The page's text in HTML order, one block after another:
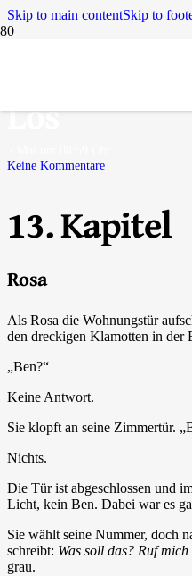
Skip to main contentSkip to
Los
Keine Kommentare
13. Kapitel
Rosa
Als Rosa die Wohnungstür
den dreckigen Klamotten in der
„Ben?“
Keine Antwort.
Sie klopft an seine Zimmertür.
Nichts.
Die Tür ist abgeschlossen und
Licht, kein Ben. Dabei war es
Sie wählt seine Nummer, doch
schreibt: Was soll das? Ruf
grau.